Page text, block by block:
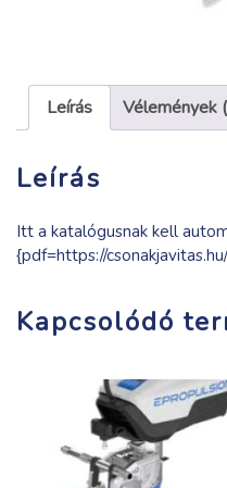
Leírás Vélemények
Leírás
Itt a katalógusnak kell
{pdf=https://
Kapcsolódó